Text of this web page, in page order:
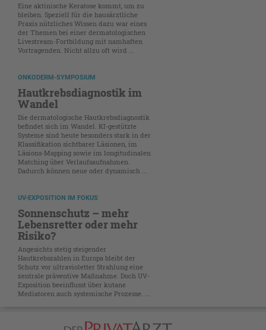
Eine aktinische Keratose kommt, um zu
bleiben. Speziell für die hausärztliche
Praxis nützliches Wissen dazu war eines
der Themen bei einer dermatologischen
Livestream-Fortbildung mit namhaften
Vortragenden. Nicht allzu oft wird ...
ONKODERM-SYMPOSIUM
Hautkrebsdiagnostik im
Wandel
Die dermatologische Hautkrebsdiagnostik
befindet sich im Wandel. KI-gestützte
Systeme sind heute besonders stark in der
Klassifikation sichtbarer Läsionen, im
Läsions-Mapping sowie im longitudinalen
Matching über Verlaufsaufnahmen.
Dadurch können neue oder dynamisch ...
UV-EXPOSITION IM FOKUS
Sonnenschutz – mehr
Lebensretter oder mehr
Risiko?
Angesichts stetig steigender
Hautkrebszahlen in Europa bleibt der
Schutz vor ultravioletter Strahlung eine
zentrale präventive Maßnahme. Doch UV-
Exposition beeinflusst über kutane
Mediatoren auch systemische Prozesse. ...